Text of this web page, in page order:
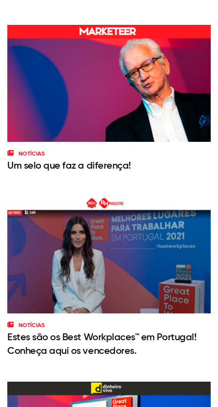
NOTÍCIAS
Um selo que faz a diferença!
NOTÍCIAS
Estes são os Best Workplaces™ em Portugal!
Conheça aqui os vencedores.